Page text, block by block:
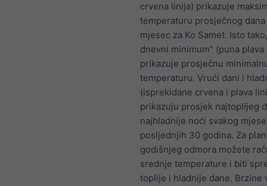
crvena linija) prikazuje
temperaturu prosječnog dana
mjesec za Ko Samet. Isto
dnevni minimum" (puna plava
prikazuje prosječnu
temperaturu. Vrući dani i
(isprekidane crvena i plava
prikazuju prosjek najtoplijeg
najhladnije noći svakog
posljednjih 30 godina. Za
godišnjeg odmora možete
srednje temperature i biti
toplije i hladnije dane. Brzine